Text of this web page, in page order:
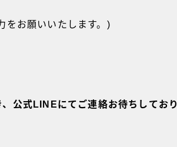
をお願いいたします。)
公式LINEにてご連絡お待ちしており